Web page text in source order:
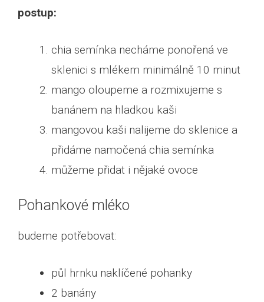
postup:
chia semínka necháme ponořená ve
sklenici s mlékem minimálně 10 minut
mango oloupeme a rozmixujeme s
banánem na hladkou kaši
mangovou kaši nalijeme do sklenice a
přidáme namočená chia semínka
můžeme přidat i nějaké ovoce
Pohankové mléko
budeme potřebovat:
půl hrnku naklíčené pohanky
2 banány